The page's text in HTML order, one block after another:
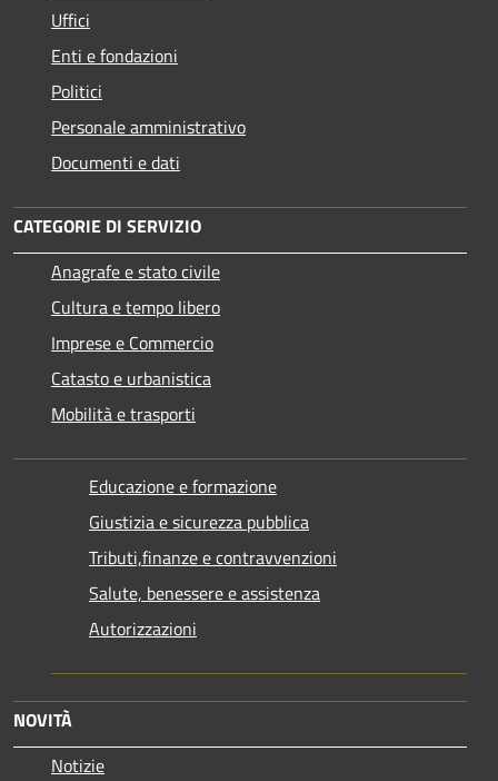
Uffici
Enti e fondazioni
Politici
Personale amministrativo
Documenti e dati
CATEGORIE DI SERVIZIO
Anagrafe e stato civile
Cultura e tempo libero
Imprese e Commercio
Catasto e urbanistica
Mobilità e trasporti
Educazione e formazione
Giustizia e sicurezza pubblica
Tributi,finanze e contravvenzioni
Salute, benessere e assistenza
Autorizzazioni
NOVITÀ
Notizie